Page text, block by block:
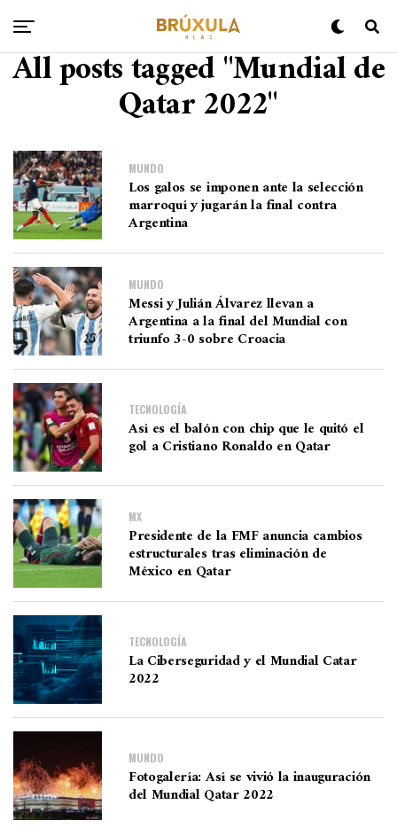
All posts tagged "Mundial de
Qatar 2022"
MUNDO
Los galos se imponen ante la selección
marroquí y jugarán la final contra
Argentina
MUNDO
Messi y Julián Álvarez llevan a
Argentina a la final del Mundial con
triunfo 3-0 sobre Croacia
TECNOLOGÍA
Así es el balón con chip que le quitó el
gol a Cristiano Ronaldo en Qatar
MX
Presidente de la FMF anuncia cambios
estructurales tras eliminación de
México en Qatar
TECNOLOGÍA
La Ciberseguridad y el Mundial Catar
2022
MUNDO
Fotogalería: Así se vivió la inauguración
del Mundial Qatar 2022